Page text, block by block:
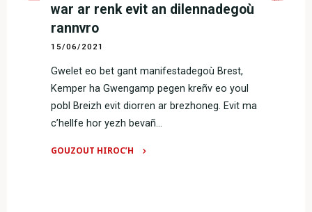
Brezhoneg
!"
war ar renk evit an dilennadegoù
rannvro
15/06/2021
Gwelet eo bet gant manifestadegoù Brest,
Kemper ha Gwengamp pegen kreñv eo youl
pobl Breizh evit diorren ar brezhoneg. Evit ma
c’hellfe hor yezh bevañ…
GOUZOUT HIROC’H